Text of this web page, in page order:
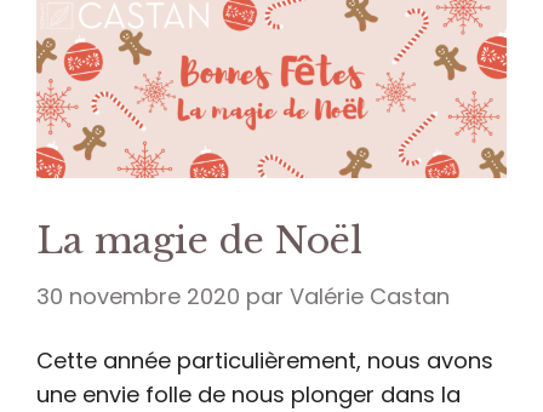
La magie de Noël
30 novembre 2020 par Valérie Castan
Cette année particulièrement, nous avons
une envie folle de nous plonger dans la